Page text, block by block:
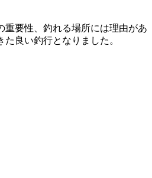
重要性、釣れる場所には理由があ
良い釣行となりました。